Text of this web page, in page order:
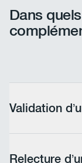
Dans
Validation
Relecture